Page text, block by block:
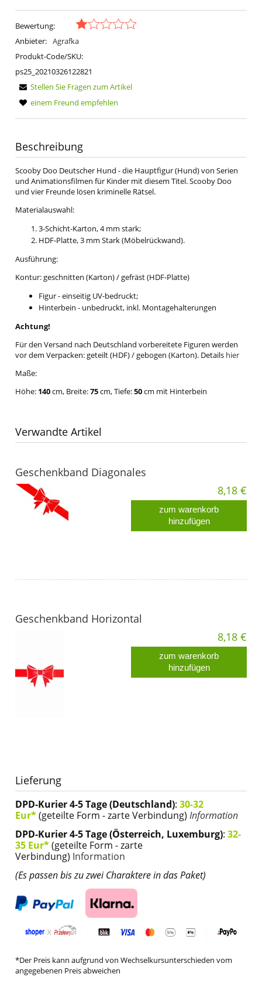
Bewertung:
Anbieter: Agrafka
Produkt-Code/SKU:
ps25_20210326122821
Stellen Sie Fragen zum Artikel
einem Freund empfehlen
Beschreibung
Scooby Doo Deutscher Hund - die Hauptfigur (Hund) von Serien
und Animationsfilmen für Kinder mit diesem Titel. Scooby Doo
und vier Freunde lösen kriminelle Rätsel.
Materialauswahl:
3-Schicht-Karton, 4 mm stark;
HDF-Platte, 3 mm Stark (Möbelrückwand).
Ausführung:
Kontur: geschnitten (Karton) / gefräst (HDF-Platte)
Figur - einseitig UV-bedruckt;
Hinterbein - unbedruckt, inkl. Montagehalterungen
Achtung!
Für den Versand nach Deutschland vorbereitete Figuren werden
vor dem Verpacken: geteilt (HDF) / gebogen (Karton). Details hier
Maße:
Höhe: 140cm, Breite:75cm, Tiefe:50cm mit Hinterbein
Verwandte Artikel
Geschenkband Diagonales
8,18 €
zum warenkorb
hinzufügen
Geschenkband Horizontal
8,18 €
zum warenkorb
hinzufügen
Lieferung
DPD-Kurier 4-5 Tage (Deutschland): 30-32
Eur*(geteilte Form - zarte Verbindung) Information
DPD-Kurier 4-5 Tage (Österreich, Luxemburg): 32-
35 Eur*(geteilte Form - zarte
Verbindung) Information
(Es passen bis zu zwei Charaktere in das Paket)
*Der Preis kann aufgrund von Wechselkursunterschieden vom
angegebenen Preis abweichen